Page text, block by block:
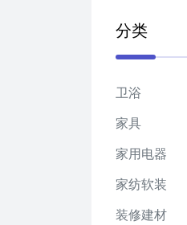
分类
卫浴
家具
家用电器
家纺软装
装修建材